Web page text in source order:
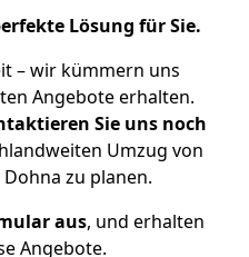
Lösung für Sie.
– wir kümmern uns
Angebote erhalten.
Sie uns noch
Umzug von
zu planen.
aus, und erhalten
Angebote.